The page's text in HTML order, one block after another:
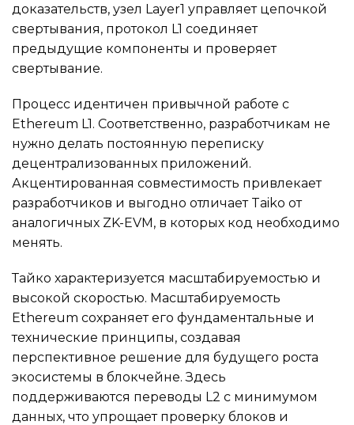
доказательств, узел Layer1 управляет цепочкой
свертывания, протокол L1 соединяет
предыдущие компоненты и проверяет
свертывание.
Процесс идентичен привычной работе с
Ethereum L1. Соответственно, разработчикам не
нужно делать постоянную переписку
децентрализованных приложений.
Акцентированная совместимость привлекает
разработчиков и выгодно отличает Taiko от
аналогичных ZK-EVM, в которых код необходимо
менять.
Тайко характеризуется масштабируемостью и
высокой скоростью. Масштабируемость
Ethereum сохраняет его фундаментальные и
технические принципы, создавая
перспективное решение для будущего роста
экосистемы в блокчейне. Здесь
поддерживаются переводы L2 с минимумом
данных, что упрощает проверку блоков и